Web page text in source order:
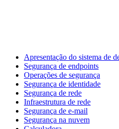
Apresentação do sistema de
Segurança de endpoints
Operações de segurança
Segurança de identidade
Segurança de rede
Infraestrutura de rede
Segurança de e-mail
Segurança na nuvem